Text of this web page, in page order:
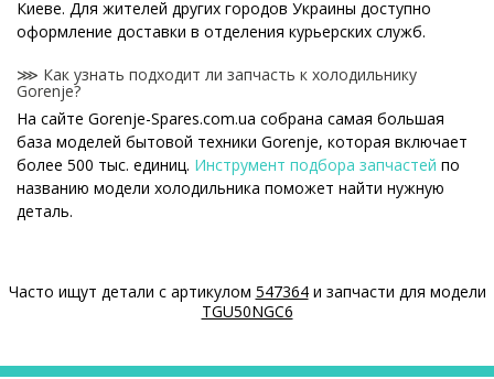
Киеве. Для жителей других городов Украины доступно
оформление доставки в отделения курьерских служб.
⋙ Как узнать подходит ли запчасть к холодильнику
Gorenje?
На сайте Gorenje-Spares.com.ua собрана самая большая
база моделей бытовой техники Gorenje, которая включает
более 500 тыс. единиц. Инструмент подбора запчастей по
названию модели холодильника поможет найти нужную
деталь.
Специальная наклейка производителя с названием модели
и другими параметрами - шильдик находится на корпусе
⋙ Сколько стоит Дверные полки для холодильников
Часто ищут детали с артикулом 547364и запчасти для модели
TGU50NGC6